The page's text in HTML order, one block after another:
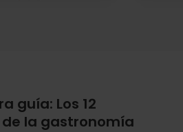
guía: Los 12
la gastronomía